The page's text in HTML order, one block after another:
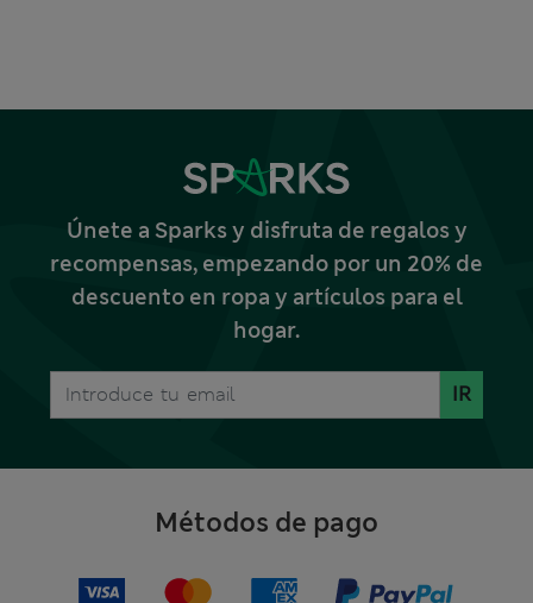
Únete a Sparks y disfruta de regalos y
recompensas, empezando por un 20% de
descuento en ropa y artículos para el
hogar.
IR
Métodos de pago